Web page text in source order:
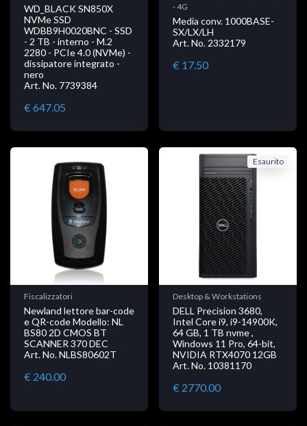
WD_BLACK SN850X
NVMe SSD
WDBB9H0020BNC - SSD
- 2 TB - interno - M.2
2280 - PCIe 4.0 (NVMe) -
dissipatore integrato -
nero
Art. No. 7739384
€ 647.05
- 4G
Media conv. 1000BASE-
SX/LX/LH
Art. No. 2332179
€ 17.50
Fiscalizzatori
Newland lettore bar-code
e QR-code Modello: NL
BS80 2D CMOS BT
SCANNER 370 DEC
Art. No. NLBS80602T
€ 240.00
Esaurito
Desktop & Workstations
DELL Precision 3680,
Intel Core i9, i9-14900K,
64 GB, 1 TB nvme ,
Windows 11 Pro, 64-bit,
NVIDIA RTX4070 12GB
Art. No. 10381170
€ 2770.00